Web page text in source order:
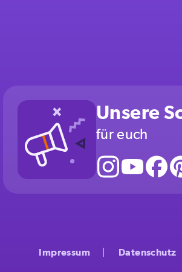
Unsere
für euch
Impressum Datenschutz